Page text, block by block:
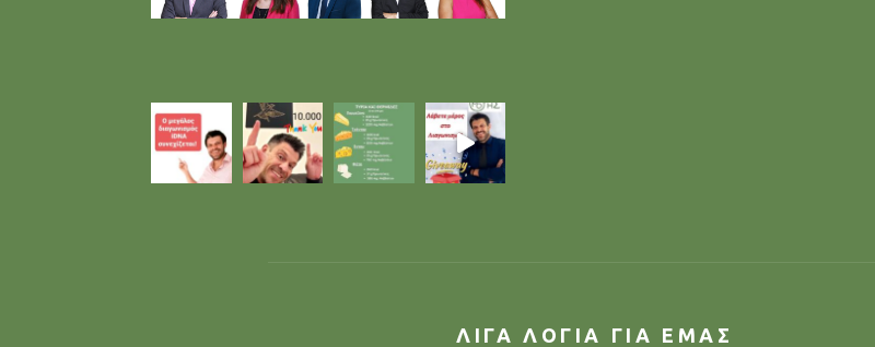
ΛΙΓΑ ΛΟΓΙΑ ΓΙΑ ΕΜΑΣ